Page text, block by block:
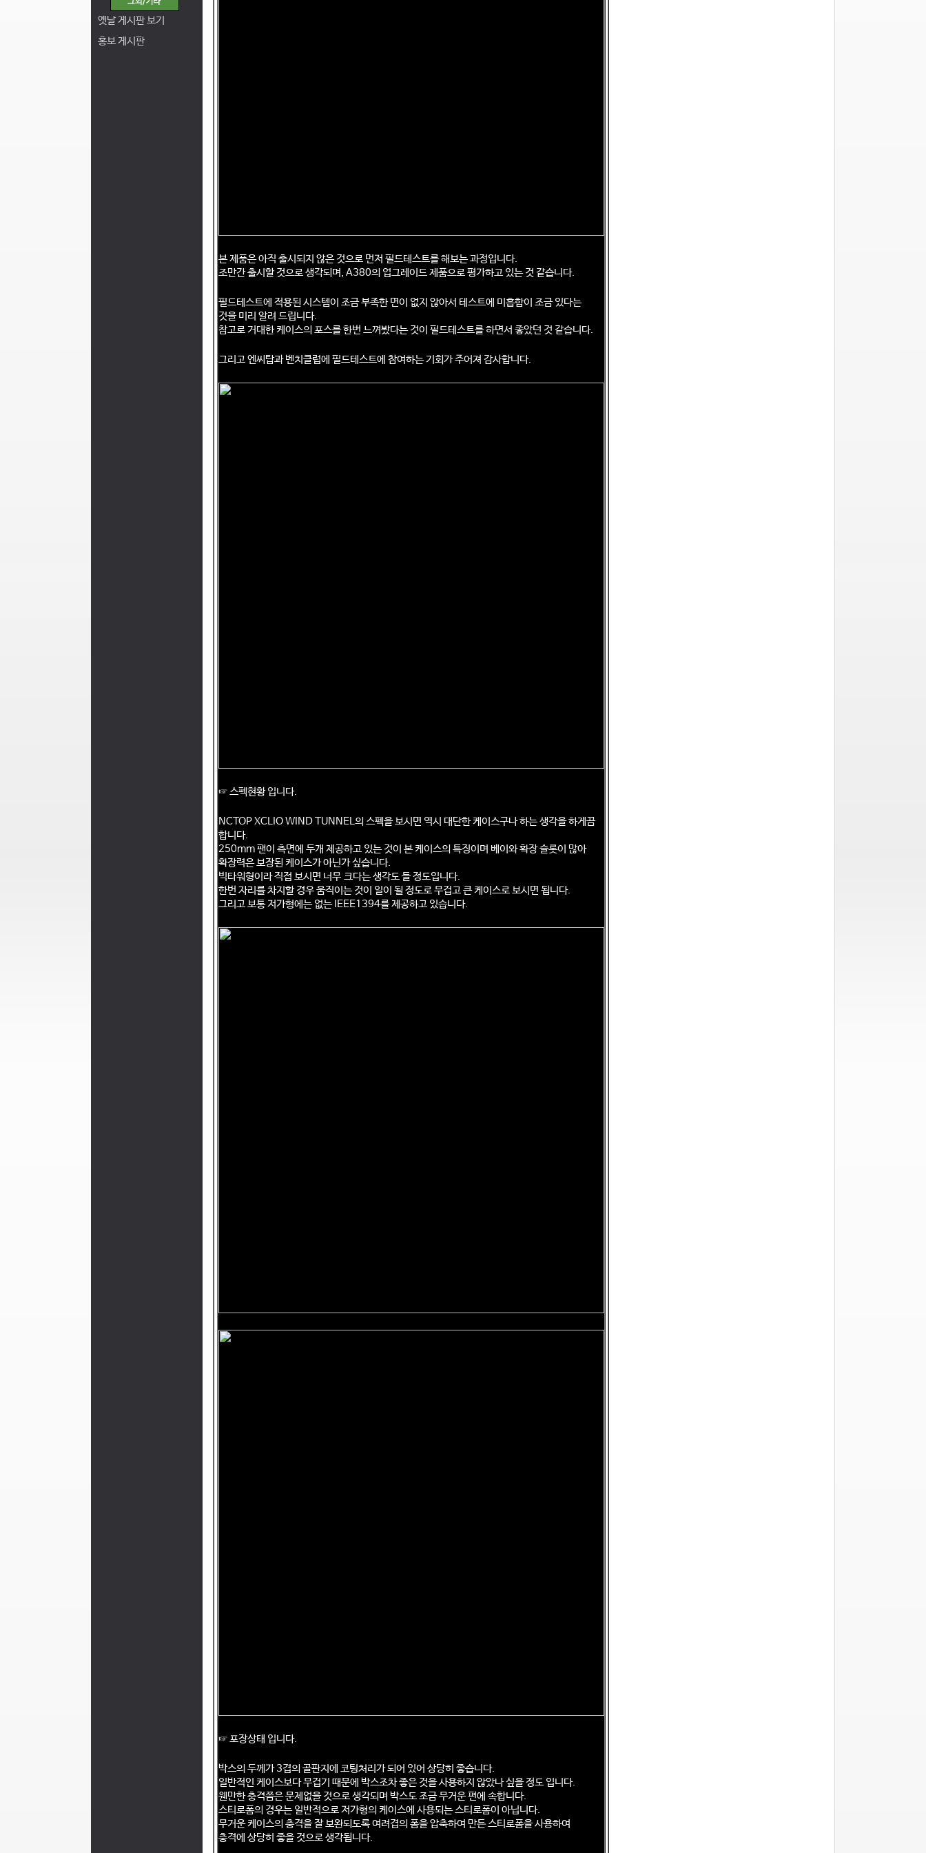
옛날 게시판 보기
홍보 게시판
본 제품은 아직 출시되지 않은 것으로 먼저 필드테스트를 해보는 과정입니다.
조만간 출시할 것으로 생각되며, A380의 업그레이드 제품으로 평가하고 있는 것 같습니다.
필드테스트에 적용된 시스템이 조금 부족한 면이 없지 않아서 테스트에 미흡함이 조금 있다는
것을 미리 알려 드립니다.
참고로 거대한 케이스의 포스를 한번 느껴봤다는 것이 필드테스트를 하면서 좋았던 것 같습니다.
그리고 엔씨탑과 벤치클럽에 필드테스트에 참여하는 기회가 주어져 감사합니다.
☞ 스펙현황 입니다.
NCTOP XCLIO WIND TUNNEL의 스펙을 보시면 역시 대단한 케이스구나 하는 생각을 하게끔
합니다.
250mm 팬이 측면에 두개 제공하고 있는 것이 본 케이스의 특징이며 베이와 확장 슬롯이 많아
확장력은 보장된 케이스가 아닌가 싶습니다.
빅타워형이라 직접 보시면 너무 크다는 생각도 들 정도입니다.
한번 자리를 차지할 경우 움직이는 것이 일이 될 정도로 무겁고 큰 케이스로 보시면 됩니다.
그리고 보통 저가형에는 없는 IEEE1394를 제공하고 있습니다.
☞ 포장상태 입니다.
박스의 두께가 3겹의 골판지에 코팅처리가 되어 있어 상당히 좋습니다.
일반적인 케이스보다 무겁기 때문에 박스조차 좋은 것을 사용하지 않았나 싶을 정도 입니다.
웬만한 충격쯤은 문제없을 것으로 생각되며 박스도 조금 무거운 편에 속합니다.
스티로폼의 경우는 일반적으로 저가형의 케이스에 사용되는 스티로폼이 아닙니다.
무거운 케이스의 충격을 잘 보완되도록 여려겹의 폼을 압축하여 만든 스티로폼을 사용하여
충격에 상당히 좋을 것으로 생각됩니다.